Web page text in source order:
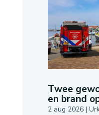
Twee
en brand
2 aug 2026|